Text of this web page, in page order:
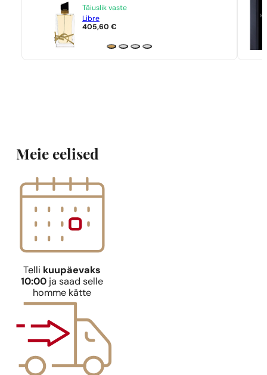
Täiuslik vaste
Libre
405,60€
Meie eelised
Telli kuupäevaks
10:00 ja saad selle
homme kätte